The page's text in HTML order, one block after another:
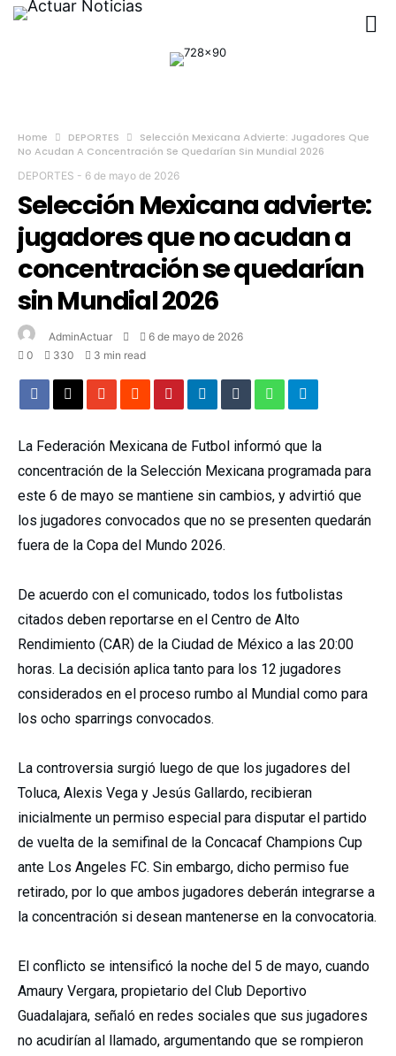
Home DEPORTES
Selección Mexicana Advierte: Jugadores Que
No Acudan A Concentración Se Quedarían Sin Mundial 2026
DEPORTES - 6 de mayo de 2026
Selección Mexicana advierte:
jugadores que no acudan a
concentración se quedarían
sin Mundial 2026
AdminActuar
6 de mayo de 2026
0
330 3 min read
La Federación Mexicana de Futbol informó que la
concentración de la Selección Mexicana programada para
este 6 de mayo se mantiene sin cambios, y advirtió que
los jugadores convocados que no se presenten quedarán
fuera de la Copa del Mundo 2026.
De acuerdo con el comunicado, todos los futbolistas
citados deben reportarse en el Centro de Alto
Rendimiento (CAR) de la Ciudad de México a las 20:00
horas. La decisión aplica tanto para los 12 jugadores
considerados en el proceso rumbo al Mundial como para
los ocho sparrings convocados.
La controversia surgió luego de que los jugadores del
Toluca, Alexis Vega y Jesús Gallardo, recibieran
inicialmente un permiso especial para disputar el partido
de vuelta de la semifinal de la Concacaf Champions Cup
ante Los Angeles FC. Sin embargo, dicho permiso fue
retirado, por lo que ambos jugadores deberán integrarse a
la concentración si desean mantenerse en la convocatoria.
El conflicto se intensificó la noche del 5 de mayo, cuando
Amaury Vergara, propietario del Club Deportivo
Guadalajara, señaló en redes sociales que sus jugadores
no acudirían al llamado, argumentando que se rompieron